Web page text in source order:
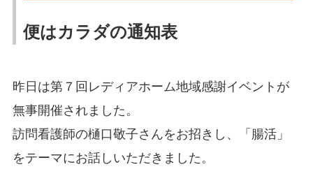
便はカラダの通知表
昨日は第７回レディアホーム地域感謝イベントが
無事開催されました。
訪問看護師の樋口敬子さんをお招きし、「腸活」
をテーマにお話しいただきました。